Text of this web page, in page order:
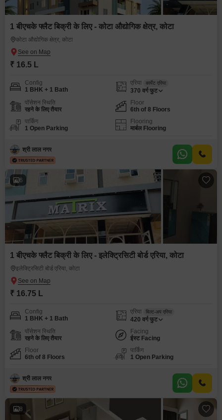
1 बीएचके फ्लैट बिक्री के लिए - कोटा औद्योगिक क्षेत्र, कोटा
कोटा औद्योगिक क्षेत्र, कोटा
₹ 16.5 L
Config
1 BHK + 1 Bath
एरिया कार्पेट एरिया
370 वर्ग फुट
पॉसेशन स्थिति
रहने के लिए तैयार
Floor
6th of 8 Floors
पार्किंग
1 Open Parking
Flooring
मार्बल Flooring
श्री लाल नगर
6
1 बीएचके फ्लैट बिक्री के लिए - इलेक्ट्रिसिटी बोर्ड एरिया, कोटा
इलेक्ट्रिसिटी बोर्ड एरिया, कोटा
₹ 16.75 L
Config
1 BHK + 1 Bath
एरिया बिल्ट-अप एरिया
420 वर्ग फुट
पॉसेशन स्थिति
रहने के लिए तैयार
Facing
ईस्ट Facing
Floor
6th of 8 Floors
पार्किंग
1 Open Parking
श्री लाल नगर
8